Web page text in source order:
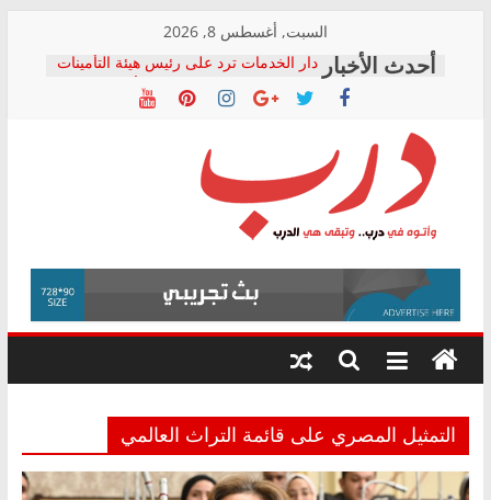
content
السبت, أغسطس 8, 2026
دار الخدمات ترد على رئيس هيئة التأمينات
بعد مؤتمره الصحفي: إنكار الأزمة لا ينهي
معاناة أصحاب المعاشات.. ونطالب بكشف
فرحات سليمان يكتب: القطاع الصحي إلى
أين؟
حزب التحالف الشعبي يطلق لجنة “الحق
في الصحة” بالإسكندرية لرصد الانتهاكات
ودعم المرضى
الوزاري لمدينة الصحفيين.. وانتهاء أعمال
إنشاء المبنى الإداري
المجلس القومي لحقوق الإنسان يعلن
متابعة قضية الدكتور محمد زهران.. ويؤكد:
قرينة البراءة وضمانات المحاكمة العادلة
درب
وأتوه
درب..
وتبقى
هي
التمثيل المصري على قائمة التراث العالمي